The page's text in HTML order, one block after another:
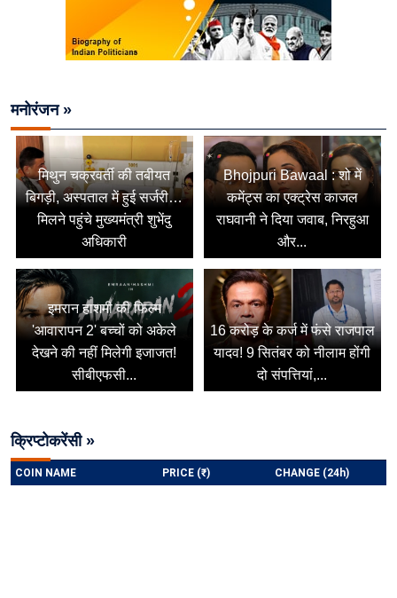
मनोरंजन »
मिथुन चक्रवर्ती की तबीयत
बिगड़ी, अस्पताल में हुई सर्जरी…
मिलने पहुंचे मुख्यमंत्री शुभेंदु
अधिकारी
Bhojpuri Bawaal : शो में
कमेंट्स का एक्ट्रेस काजल
राघवानी ने दिया जवाब, निरहुआ
और...
इमरान हाशमी की फिल्म
'आवारापन 2' बच्चों को अकेले
देखने की नहीं मिलेगी इजाजत!
सीबीएफसी...
16 करोड़ के कर्ज में फंसे राजपाल
यादव! 9 सितंबर को नीलाम होंगी
दो संपत्तियां,...
क्रिप्टोकरेंसी »